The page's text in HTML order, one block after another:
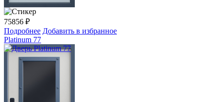
75856 ₽
Подробнее Добавить в избранное
Platinum 77